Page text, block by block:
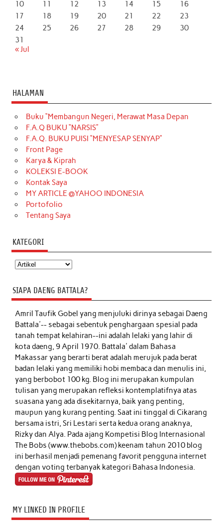
10
11 12 13 14 15
16
17
18 19 20 21 22
23
24
25 26 27 28 29
30
31
« Jul
HALAMAN
Buku “Membangun Negeri, Merawat Masa Depan
F.A.Q BUKU “NARSIS”
F.A.Q. BUKU PUISI “MENYESAP SENYAP”
Front Page
Karya & Kiprah
KOLEKSI E-BOOK
Kontak Saya
MY ARTICLE @YAHOO INDONESIA
Portofolio
Tentang Saya
KATEGORI
Kategori
SIAPA DAENG BATTALA?
Amril Taufik Gobelyang menjuluki dirinya sebagai Daeng
Battala'-- sebagai sebentuk penghargaan spesial pada
tanah tempat kelahiran--ini adalah lelaki yang lahir di
kota daeng, 9 April 1970. Battala' dalam Bahasa
Makassar yang berarti berat adalah merujuk pada berat
badan lelaki yang memiliki hobi membaca dan menulis ini,
yang berbobot 100 kg. Blog ini merupakan kumpulan
tulisan yang merupakan refleksi kontemplatifnya atas
suasana yang ada disekitarnya, baik yang penting,
maupun yang kurang penting. Saat ini tinggal di Cikarang
bersama istri, Sri Lestari serta kedua orang anaknya,
Rizky dan Alya. Pada ajang Kompetisi Blog Internasional
The Bobs (www.thebobs.com) keenam tahun 2010 blog
ini berhasil menjadi pemenang favorit pengguna internet
dengan voting terbanyak kategori Bahasa Indonesia.
MY LINKED IN PROFILE